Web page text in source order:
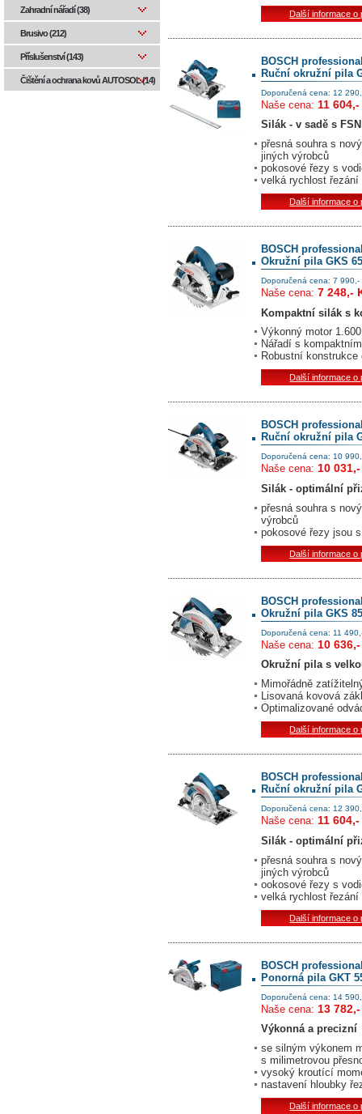
Další informace o
BOSCH
Ruční okružní pila
Doporučená cena: 12
Naše cena: 11
Silák - v sadě s
přesná souhra s
jiných výrobců
pokosové řezy s
velká rychlost
Další informace o
BOSCH
Okružní pila GKS 65
Doporučená cena: 7 990,-
Naše cena: 7 248,-
Kompaktní silák s
Výkonný motor
Nářadí s
Robustní
Další informace o
BOSCH
Ruční okružní pila
Doporučená cena: 10
Naše cena: 10
Silák - optimální
přesná souhra s
výrobců
pokosové řezy jsou
Další informace o
BOSCH
Okružní pila GKS 85
Doporučená cena: 11
Naše cena: 10
Okružní pila s
Mimořádně
Lisovaná kovová
Optimalizované
Další informace o
BOSCH
Ruční okružní pila
Doporučená cena: 12
Naše cena: 11
Silák - optimální
přesná souhra s
jiných výrobců
ookosové řezy s
velká rychlost
Další informace o
BOSCH
Ponorná pila GKT
Doporučená cena: 14
Naše cena: 13
Výkonná a precizní
se silným výkonem
s milimetrovou
vysoký kroutící
nastavení hloubky
Další informace o
Zahradní nářadí (38)
Brusivo (212)
Příslušenství (143)
Čištění a ochrana kovů AUTOSOL (14)